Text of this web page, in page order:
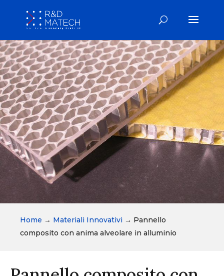
Home → Materiali Innovativi → Pannello
composito con anima alveolare in alluminio